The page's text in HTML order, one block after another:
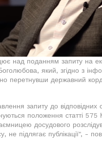
над поданням запиту на
який, згідно з
перетнувши державний
запиту до відповідних
положення статті 575
досудового
не підлягає публікації", -